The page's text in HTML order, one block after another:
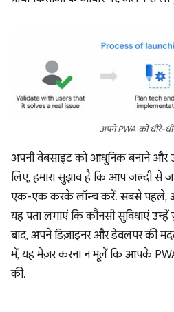
अपने PWA को धीरे-
अपनी वेबसाइट को आधुनिक बनाने
लिए, हमारा सुझाव है कि आप जल्दी से
एक-एक करके लॉन्च करें. सबसे पहले,
यह पता लगाएं कि कौनसी सुविधाएं
बाद, अपने डिज़ाइनर और डेवलपर की
में, यह मेज़र करना न भूलें कि आपके
की.